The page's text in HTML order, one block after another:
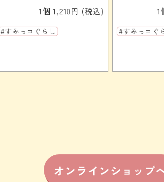
1個 1,210円 (税込)
#すみっコぐらし
1
#すみっコぐ
オンラインショップ